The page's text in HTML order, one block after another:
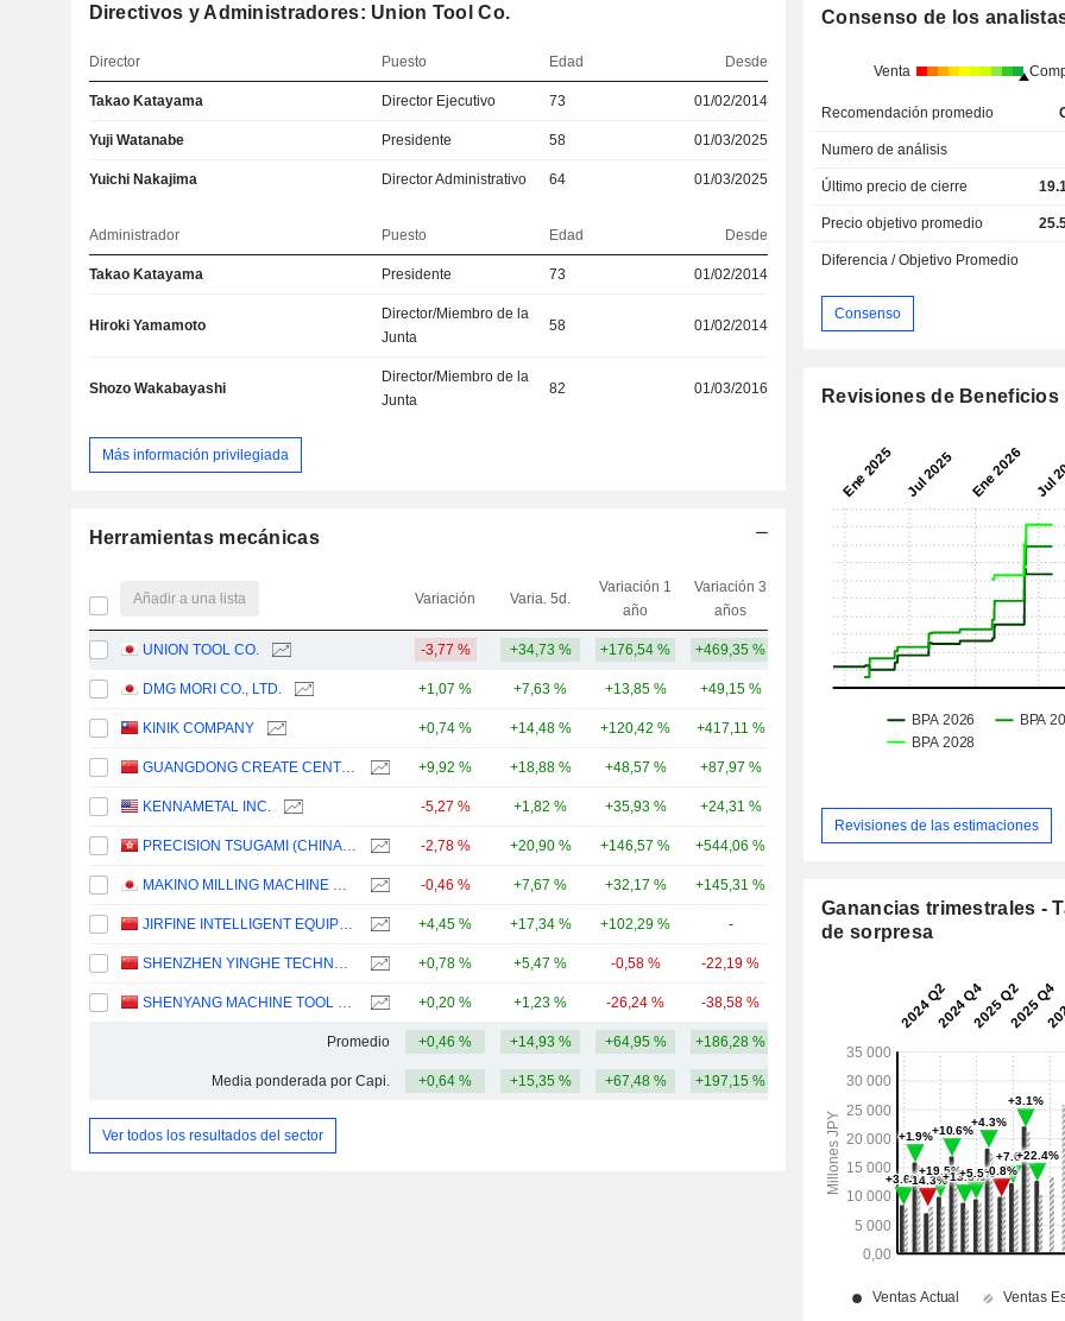
Directivos y Administradores: Union Tool Co.
Director Puesto Edad Desde
Takao Katayama Director Ejecutivo 73 01/02/2014
Yuji Watanabe Presidente 58 01/03/2025
Yuichi Nakajima Director Administrativo 64 01/03/2025
Administrador Puesto Edad Desde
Takao Katayama Presidente 73 01/02/2014
Hiroki Yamamoto
Director/Miembro de la
Junta
58 01/02/2014
Shozo Wakabayashi
Director/Miembro de la
Junta
82 01/03/2016
Más información privilegiada
Herramientas mecánicas
Añadir a una lista Variación Varia. 5d.
Variación 1
año
Variación 3
años
Capi.($)
UNION TOOL CO. -3,77 % +34,73 % +176,54 % +469,35 % 2328,97 M
DMG MORI CO., LTD. +1,07 % +7,63 % +13,85 % +49,15 % 3337,32 M
KINIK COMPANY +0,74 % +14,48 % +120,42 % +417,11 %
GUANGDONG CREATE CENTURY INTELLIGENT EQUIPMENT GROUP CORPORATION LIMITED +9,92 % +18,88 % +48,57 % +87,97 %
KENNAMETAL INC. -5,27 % +1,82 % +35,93 % +24,31 % 2603,34 M
PRECISION TSUGAMI (CHINA) CORPORATION LIMITED -2,78 % +20,90 % +146,57 % +544,06 % 2786,75 M
MAKINO MILLING MACHINE CO., LTD. -0,46 % +7,67 % +32,17 % +145,31 %
JIRFINE INTELLIGENT EQUIPMENT CO., LTD. +4,45 % +17,34 % +102,29 % - 2135,55 M
SHENZHEN YINGHE TECHNOLOGY CO., LTD +0,78 % +5,47 % -0,58 % -22,19 %
SHENYANG MACHINE TOOL CO., LTD. +0,20 % +1,23 % -26,24 % -38,58 %
Promedio +0,46 % +14,93 % +64,95 % +186,28 %
Media ponderada por Capi. +0,64 % +15,35 % +67,48 % +197,15 %
Ver todos los resultados del sector
Consenso de los
Venta
Recomendación promedio
Numero de análisis
Último precio de cierre
Precio objetivo promedio
Diferencia / Objetivo Promedio
Consenso
Revisiones de Beneficios
Revisiones de las estimaciones
Ganancias trimestrales -
de sorpresa